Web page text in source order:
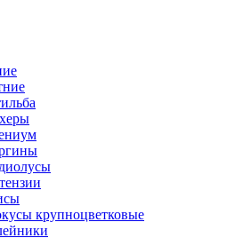
крупноцветковые